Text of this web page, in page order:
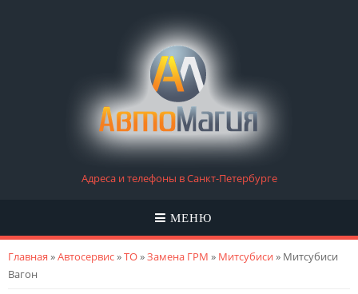
Адреса и телефоны в Санкт-Петербурге
МЕНЮ
Вы здесь
Главная »Автосервис»ТО»Замена ГРМ » Митсубиси» Митсубиси
Вагон